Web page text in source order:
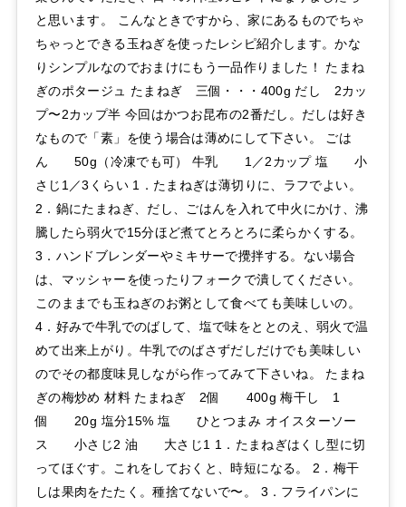
と思います。 こんなときですから、家にあるものでちゃ
ちゃっとできる玉ねぎを使ったレシピ紹介します。かな
りシンプルなのでおまけにもう一品作りました！ たまね
ぎのポタージュ たまねぎ 三個・・・400g だし 2カッ
プ〜2カップ半 今回はかつお昆布の2番だし。だしは好き
なもので「素」を使う場合は薄めにして下さい。 ごは
ん 50g（冷凍でも可） 牛乳 1／2カップ 塩 小
さじ1／3くらい 1．たまねぎは薄切りに、ラフでよい。
2．鍋にたまねぎ、だし、ごはんを入れて中火にかけ、沸
騰したら弱火で15分ほど煮てとろとろに柔らかくする。
3．ハンドブレンダーやミキサーで攪拌する。ない場合
は、マッシャーを使ったりフォークで潰してください。
このままでも玉ねぎのお粥として食べても美味しいの。
4．好みで牛乳でのばして、塩で味をととのえ、弱火で温
めて出来上がり。牛乳でのばさずだしだけでも美味しい
のでその都度味見しながら作ってみて下さいね。 たまね
ぎの梅炒め 材料 たまねぎ 2個 400g 梅干し 1
個 20g 塩分15% 塩 ひとつまみ オイスターソー
ス 小さじ2 油 大さじ1 1．たまねぎはくし型に切
ってほぐす。これをしておくと、時短になる。 2．梅干
しは果肉をたたく。種捨てないで〜。 3．フライパンに